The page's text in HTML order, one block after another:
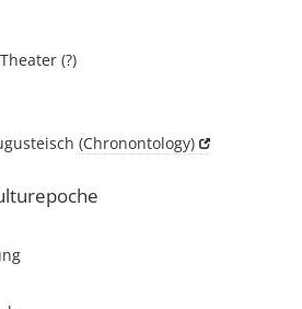
(?)
(Chronontology)